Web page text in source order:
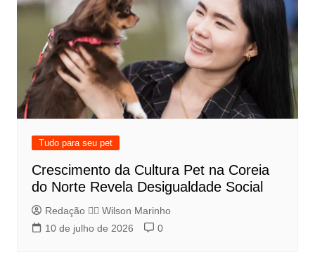
Tudo para seu pet
Crescimento da Cultura Pet na Coreia
do Norte Revela Desigualdade Social
Redação 👨‍⚖️​ Wilson Marinho
10 de julho de 2026
0